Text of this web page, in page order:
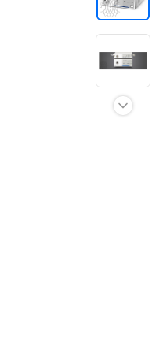
+998 (78) 555-74-63